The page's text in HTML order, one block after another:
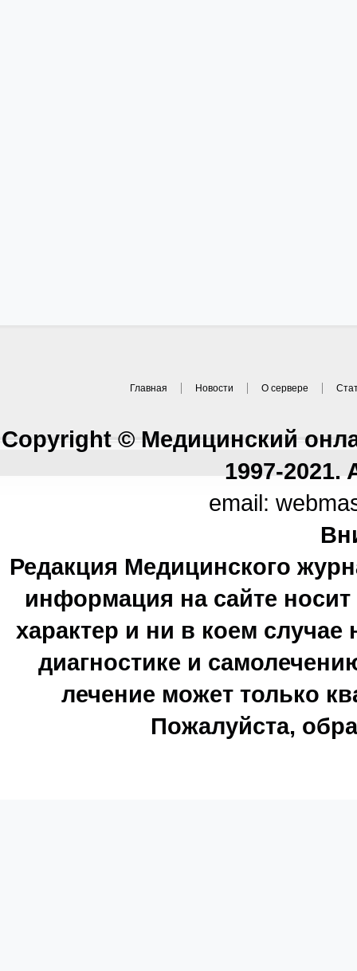
Главная Новости О сервере
Copyright © Медицинский
1997-2021.
email:
Редакция Медицинского
информация на сайте
характер и ни в коем
диагностике и
лечение может только
Пожалуйста,